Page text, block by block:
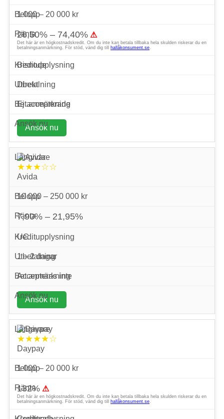
1 000 – 20 000 kr
26,50% – 74,40% ⚠
Det här är en högkostnadskredit. Om du inte kan betala tillbaka hela skulden riskerar du en
betalningsanmärkning. För stöd, vänd dig till hallåkonsument.se
Bisnode
Direkt
Ej accepterade
Ansök nu
★★★☆☆
Avida
10 000 – 250 000 kr
7,90% – 21,95%
UC
1 – 2 dagar
Accepteras inte
Ansök nu
★★★★☆
Daypay
1 000 – 20 000 kr
132% ⚠
Det här är en högkostnadskredit. Om du inte kan betala tillbaka hela skulden riskerar du en
betalningsanmärkning. För stöd, vänd dig till hallåkonsument.se